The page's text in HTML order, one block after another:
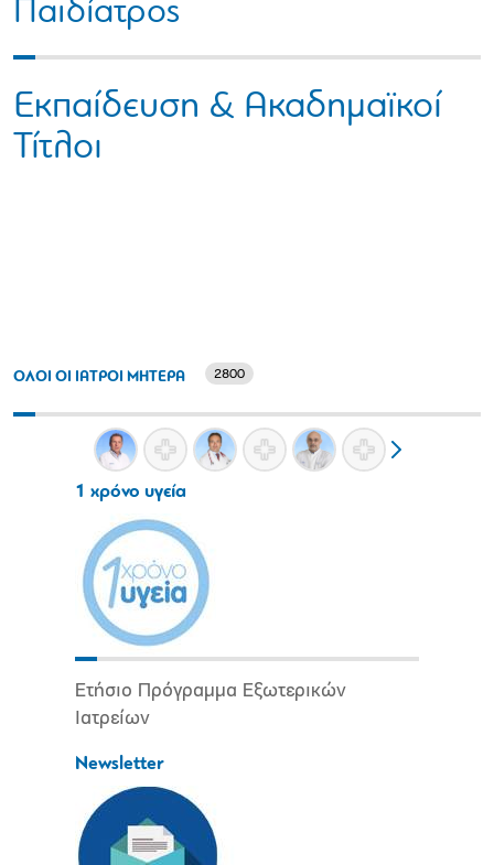
Παιδίατρος
Εκπαίδευση & Ακαδημαϊκοί
Τίτλοι
ΟΛΟΙ ΟΙ ΙΑΤΡΟΙ ΜΗΤΕΡΑ 2800
1 χρόνο υγεία
Ετήσιο Πρόγραμμα Εξωτερικών
Ιατρείων
Newsletter